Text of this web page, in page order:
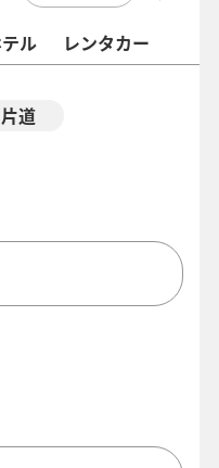
ル レンタカー
片道